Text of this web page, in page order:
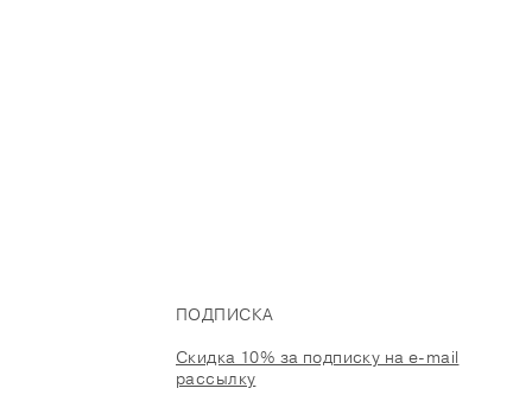
ПОДПИСКА
Скидка 10% за подписку на e-mail
рассылку